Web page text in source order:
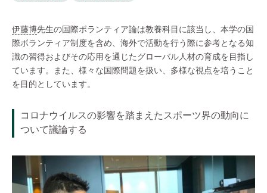
伊藤博先生の国際ボランティア論は教養科目に該当し、本学の国
際ボランティア制度を含め、海外で活動を行う際に参考となる知
識の習得およびその応用を通じたグローバル人材の育成を目指し
ています。また、様々な国際問題を扱い、多様な視点を培うこと
を目的としています。
コロナウイルスの影響を踏まえたスポーツ界の動向に
ついて議論する